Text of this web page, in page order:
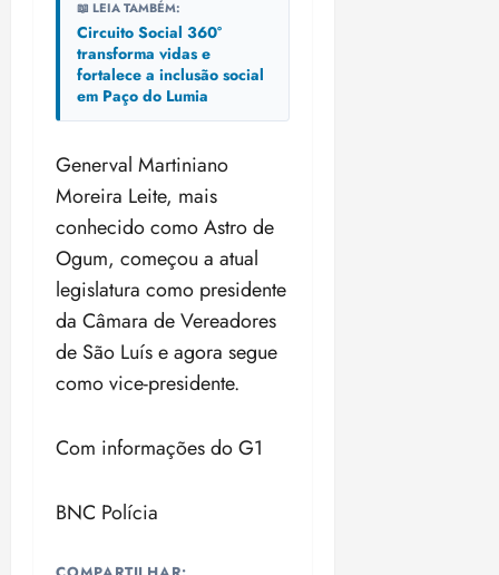
📖 LEIA TAMBÉM:
Circuito Social 360°
transforma vidas e
fortalece a inclusão social
em Paço do Lumia
Generval Martiniano
Moreira Leite, mais
conhecido como Astro de
Ogum, começou a atual
legislatura como presidente
da Câmara de Vereadores
de São Luís e agora segue
como vice-presidente.
Com informações do G1
BNC Polícia